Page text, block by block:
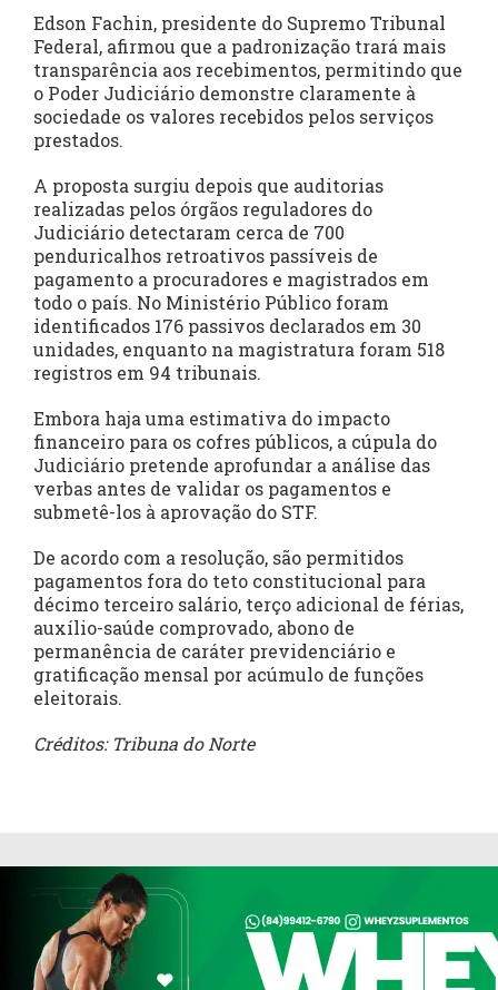
Edson Fachin, presidente do Supremo Tribunal
Federal, afirmou que a padronização trará mais
transparência aos recebimentos, permitindo que
o Poder Judiciário demonstre claramente à
sociedade os valores recebidos pelos serviços
prestados.
A proposta surgiu depois que auditorias
realizadas pelos órgãos reguladores do
Judiciário detectaram cerca de 700
penduricalhos retroativos passíveis de
pagamento a procuradores e magistrados em
todo o país. No Ministério Público foram
identificados 176 passivos declarados em 30
unidades, enquanto na magistratura foram 518
registros em 94 tribunais.
Embora haja uma estimativa do impacto
financeiro para os cofres públicos, a cúpula do
Judiciário pretende aprofundar a análise das
verbas antes de validar os pagamentos e
submetê-los à aprovação do STF.
De acordo com a resolução, são permitidos
pagamentos fora do teto constitucional para
décimo terceiro salário, terço adicional de férias,
auxílio-saúde comprovado, abono de
permanência de caráter previdenciário e
gratificação mensal por acúmulo de funções
eleitorais.
Créditos: Tribuna do Norte